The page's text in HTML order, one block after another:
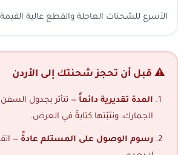
الأسرع للشحنات العاجلة والقطع عالية
⚠️ قبل أن تحجز شحنتك إلى الأردن
المدة تقديرية دائماً — تتأثر بجدول السفن
الجمارك، ونثبّتها كتابةً في العرض.
رسوم الوصول على المستلم عادةً —